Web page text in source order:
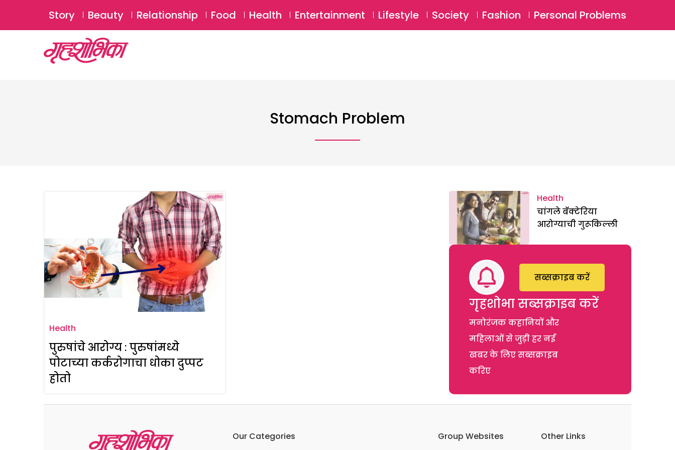
SUBSCRIBE Login ⚲
Story Beauty Relationship Food Health Entertainment Lifestyle Society Fashion Personal Problems
Stomach Problem
Health
पुरुषांचे आरोग्य : पुरुषांमध्ये
पोटाच्या कर्करोगाचा धोका दुप्पट
होतो
Health
चांगले बॅक्टेरिया
आरोग्याची गुरूकिल्ली
गृहशोभा सब्सक्राइब करें
मनोरंजक कहानियों और
महिलाओं से जुड़ी हर नई
खबर के लिए सब्सक्राइब
करिए
सब्सक्राइब करें
Our Categories Group Websites Other Links